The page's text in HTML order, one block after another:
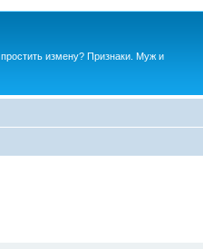
измену? Признаки. Муж и